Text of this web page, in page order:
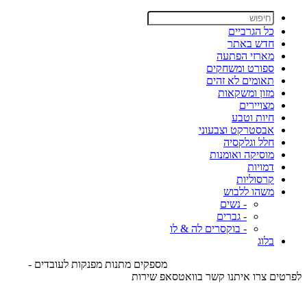
כל הגרביים
חדש באתר
מארזי הפתעה
ספורט ומשחקים
תאומים לא זהים
מזון ומשקאות
מצויירים
חיות וטבע
אבסטרקט וצבעוני
חלל וגלקסיה
מוסיקה ואומנות
דמויות
קרסוליות
משהו ללבוש
- נשים
- גברים
- בוקסרים לה & לו
בלוג
מספקים מתנות מפנקות לעובדים -
לפרטים צרו איתנו קשר בוואטסאפ שירות